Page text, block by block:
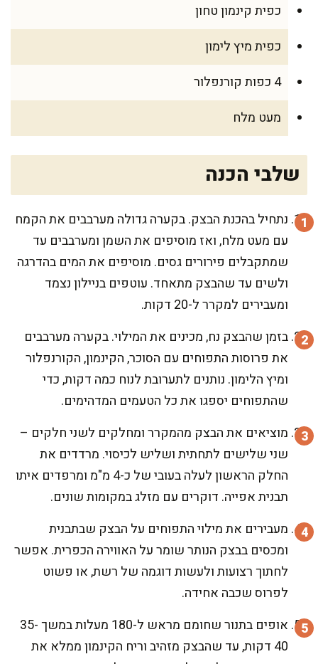
כפית קינמון טחון
כפית מיץ לימון
4 כפות קורנפלור
מעט מלח
שלבי הכנה
נתחיל בהכנת הבצק. בקערה גדולה מערבבים את הקמח
עם מעט מלח, ואז מוסיפים את השמן ומערבבים עד
שמתקבלים פירורים גסים. מוסיפים את המים בהדרגה
ולשים עד שהבצק מתאחד. עוטפים בניילון נצמד
ומעבירים למקרר ל-20 דקות.
בזמן שהבצק נח, מכינים את המילוי. בקערה מערבבים
את פרוסות התפוחים עם הסוכר, הקינמון, הקורנפלור
ומיץ הלימון. נותנים לתערובת לנוח כמה דקות, כדי
שהתפוחים יספגו את כל הטעמים המדהימים.
מוציאים את הבצק מהמקרר ומחלקים לשני חלקים –
שני שלישים לתחתית ושליש לכיסוי. מרדדים את
החלק הראשון לעלה בעובי של כ-4 מ"מ ומרפדים איתו
תבנית אפייה. דוקרים עם מזלג במקומות שונים.
מעבירים את מילוי התפוחים על הבצק שבתבנית
ומכסים בבצק הנותר שומר על האווירה הכפרית. אפשר
לחתוך רצועות ולעשות דוגמה של רשת, או פשוט
לפרוס שכבה אחידה.
אופים בתנור שחומם מראש ל-180 מעלות במשך 35-
40 דקות, עד שהבצק מזהיב וריח הקינמון ממלא את